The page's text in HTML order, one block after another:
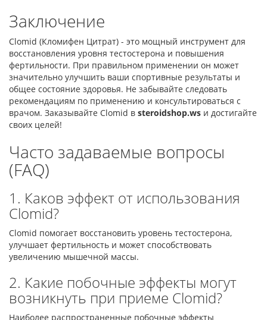
Заключение
Clomid (Кломифен Цитрат) - это мощный инструмент для
восстановления уровня тестостерона и повышения
фертильности. При правильном применении он может
значительно улучшить ваши спортивные результаты и
общее состояние здоровья. Не забывайте следовать
рекомендациям по применению и консультироваться с
врачом. Заказывайте Clomid в steroidshop.ws и достигайте
своих целей!
Часто задаваемые вопросы
(FAQ)
1. Каков эффект от использования
Clomid?
Clomid помогает восстановить уровень тестостерона,
улучшает фертильность и может способствовать
увеличению мышечной массы.
2. Какие побочные эффекты могут
возникнуть при приеме Clomid?
Наиболее распространенные побочные эффекты